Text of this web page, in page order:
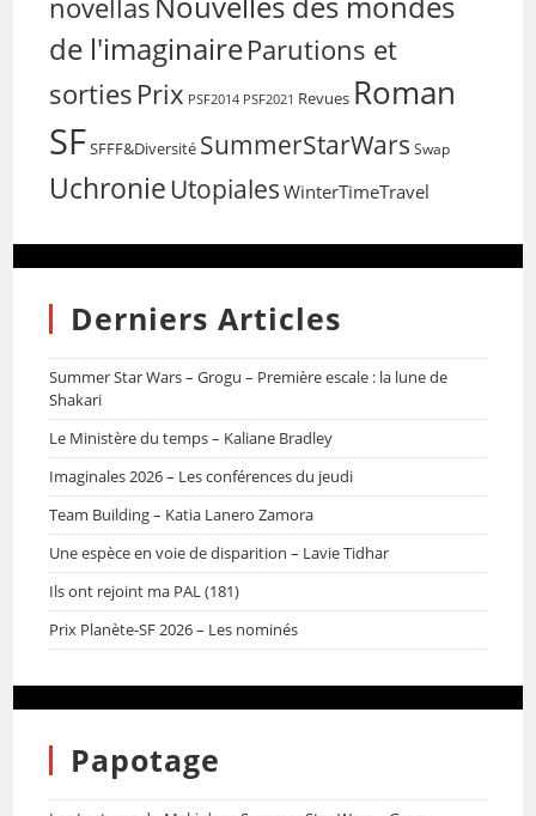
novellas
de l'imaginaireParutions et
sorties Prix PSF2014 PSF2021 Revues Roman
SFSFFF&Diversité SummerStarWars Swap
Uchronie Utopiales WinterTimeTravel
Derniers Articles
Summer Star Wars – Grogu – Première escale : la lune de
Shakari
Le Ministère du temps – Kaliane Bradley
Imaginales 2026 – Les conférences du jeudi
Team Building – Katia Lanero Zamora
Une espèce en voie de disparition – Lavie Tidhar
Ils ont rejoint ma PAL (181)
Prix Planète-SF 2026 – Les nominés
Papotage